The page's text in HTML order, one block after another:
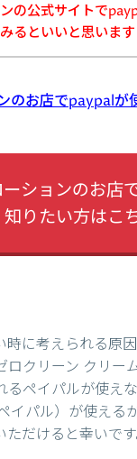
の公式サイトで
るといいと思いま
のお店でpaypal
ションのお店
知りたい方はこ
に考えられる原
クリーン クリ
ペイパルが使え
パル）が使える
だけると幸いです